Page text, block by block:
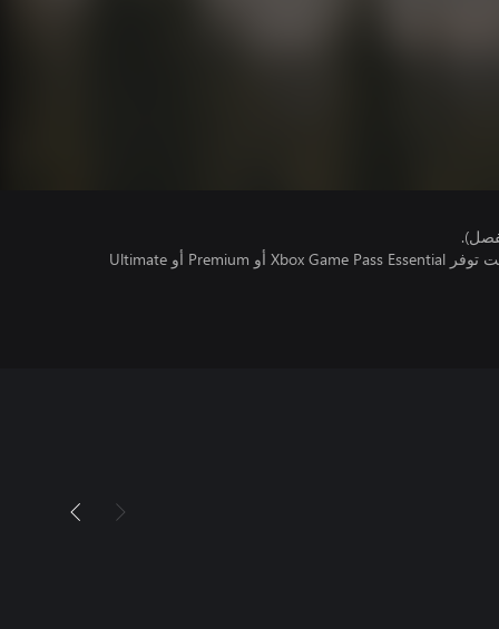
تتطلب اللعبة متعددة اللاعبين عبر الإنترنت توفر Xbox Game Pass Essential أو Premium أو Ultimate